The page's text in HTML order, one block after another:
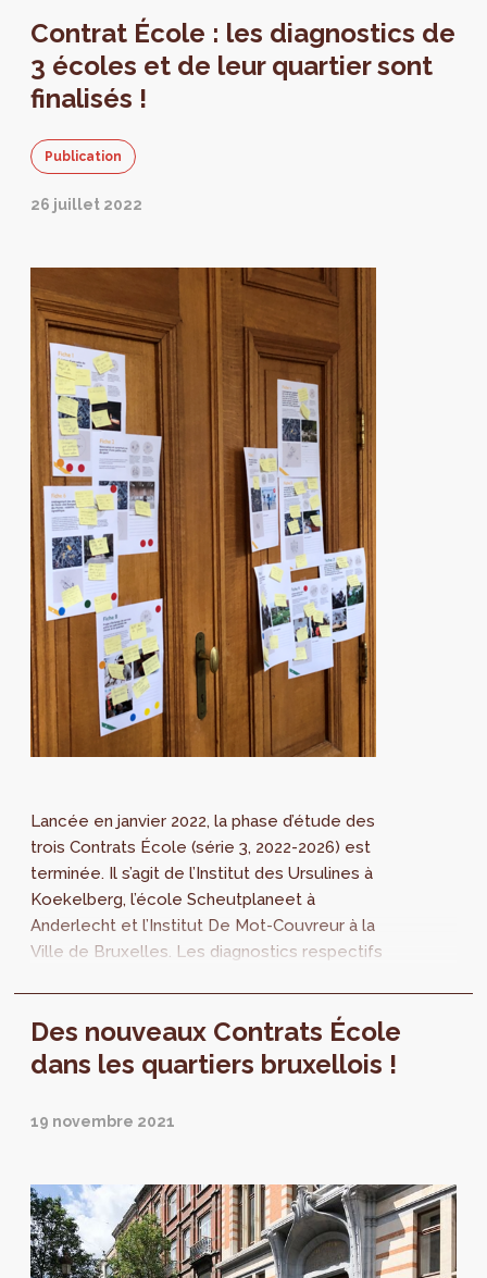
quartier.
Contrat École : les diagnostics de
3 écoles et de leur quartier sont
finalisés !
Publication
26 juillet 2022
Lancée en janvier 2022, la phase d’étude des
trois Contrats École (série 3, 2022-2026) est
terminée. Il s’agit de l’Institut des Ursulines à
Koekelberg, l’école Scheutplaneet à
Anderlecht et l’Institut De Mot-Couvreur à la
Ville de Bruxelles. Les diagnostics respectifs
passer à l’étape suivante : la rédaction des
programmes d’actions et d’investissements.
Des nouveaux Contrats École
dans les quartiers bruxellois !
19 novembre 2021